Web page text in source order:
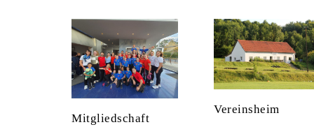
Mitgliedschaft
Vereinsheim